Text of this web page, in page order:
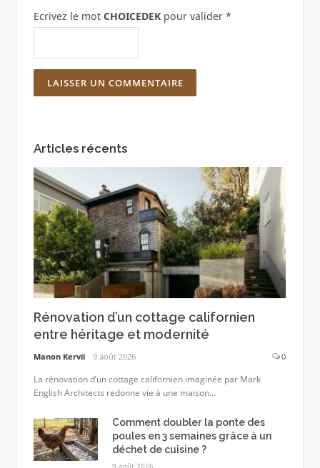
Ecrivez le mot CHOICEDEKpour valider *
Articles récents
Rénovation d’un cottage californien
entre héritage et modernité
Manon Kervil 9 août 2026 0
La rénovation d’un cottage californien imaginée par Mark
English Architects redonne vie à une maison...
Comment doubler la ponte des
poules en 3 semaines grâce à un
déchet de cuisine ?
9 août 2026